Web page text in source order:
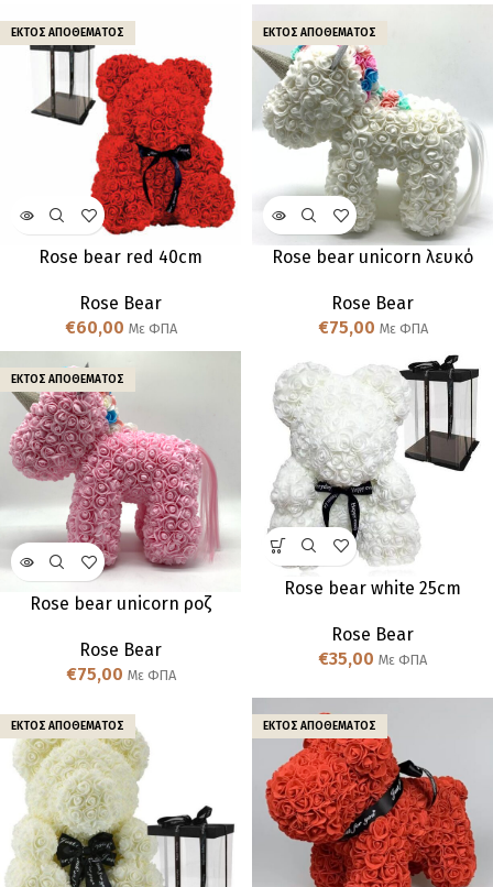
ΕΚΤΌΣ ΑΠΟΘΈΜΑΤΟΣ
Rose bear red 40cm
Rose Bear
€60,00 Με ΦΠΑ
ΕΚΤΌΣ ΑΠΟΘΈΜΑΤΟΣ
Rose bear unicorn λευκό
Rose Bear
€75,00 Με ΦΠΑ
ΕΚΤΌΣ ΑΠΟΘΈΜΑΤΟΣ
Rose bear unicorn ροζ
Rose Bear
€75,00 Με ΦΠΑ
Rose bear white 25cm
Rose Bear
€35,00 Με ΦΠΑ
ΕΚΤΌΣ ΑΠΟΘΈΜΑΤΟΣ ΕΚΤΌΣ ΑΠΟΘΈΜΑΤΟΣ